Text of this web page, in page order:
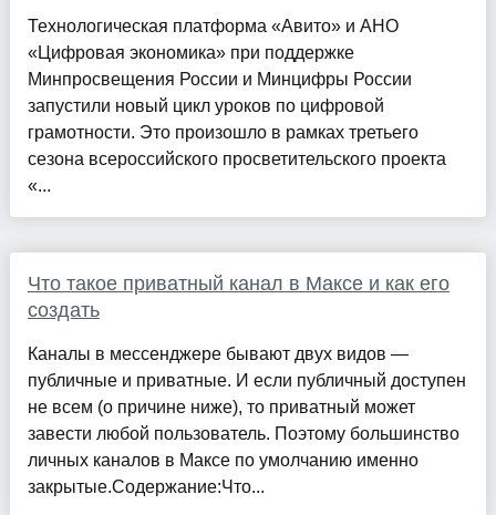
Технологическая платформа «Авито» и АНО
«Цифровая экономика» при поддержке
Минпросвещения России и Минцифры России
запустили новый цикл уроков по цифровой
грамотности. Это произошло в рамках третьего
сезона всероссийского просветительского проекта
«...
Что такое приватный канал в Максе и как его
создать
Каналы в мессенджере бывают двух видов —
публичные и приватные. И если публичный доступен
не всем (о причине ниже), то приватный может
завести любой пользователь. Поэтому большинство
личных каналов в Максе по умолчанию именно
закрытые.Содержание:Что...